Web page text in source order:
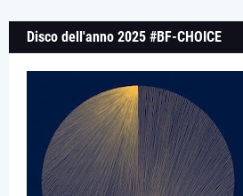
Disco dell'anno 2025 #BF-CHOICE